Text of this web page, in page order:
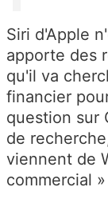
Siri d'Apple
apporte des
qu'il va
financier
question sur
de
viennent de
commercial